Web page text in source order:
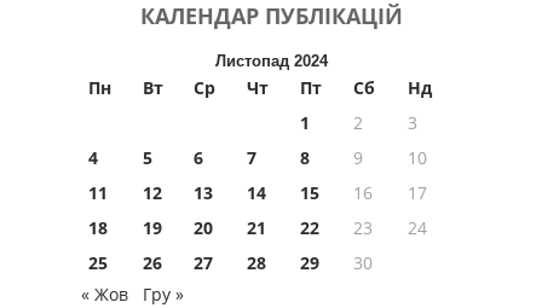
КАЛЕНДАР ПУБЛІКАЦІЙ
Листопад 2024
Пн Вт Ср Чт Пт Сб
Нд
1
2
3
4
5 6 7 8 9
10
11
12 13 14 15 16
17
18
19 20 21 22 23
24
25
26 27 28 29
30
« Жов
Гру »